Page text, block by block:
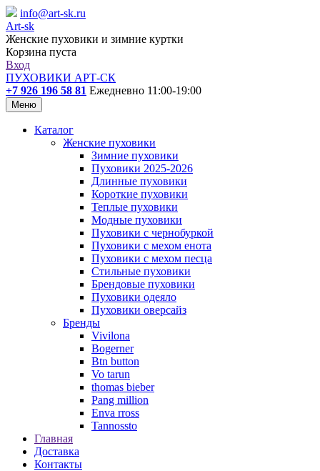
info@art-sk.ru
Art-sk
Женские пуховики и зимние куртки
Корзина пуста
Вход
ПУХОВИКИ АРТ-СК
+7 926 196 58 81 Ежедневно 11:00-19:00
Меню
Каталог
Женские пуховики
Зимние пуховики
Пуховики 2025-2026
Длинные пуховики
Короткие пуховики
Теплые пуховики
Модные пуховики
Пуховики с чернобуркой
Пуховики с мехом енота
Пуховики с мехом песца
Стильные пуховики
Брендовые пуховики
Пуховики одеяло
Пуховики оверсайз
Бренды
Vivilona
Bogerner
Btn button
Vo tarun
thomas bieber
Pang million
Enva rross
Tannossto
Главная
Доставка
Контакты